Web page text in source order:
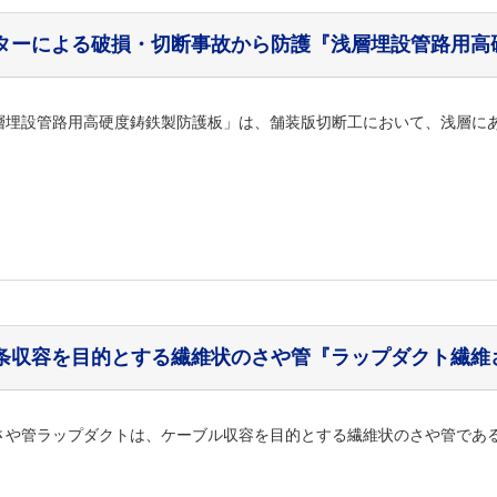
ーによる破損・切断事故から防護 『浅層埋設管路用
埋設管路用高硬度鋳鉄製防護板」は、舗装版切断工において、浅層に
収容を目的とする繊維状のさや管 『ラップダクト繊
や管ラップダクトは、ケーブル収容を目的とする繊維状のさや管であ